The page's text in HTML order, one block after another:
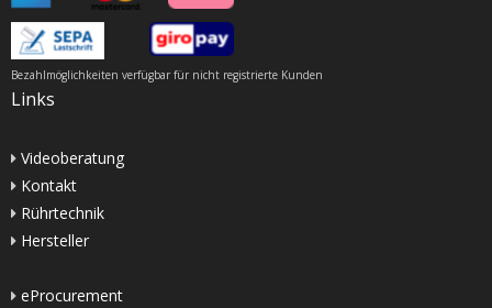
Bezahlmöglichkeiten verfügbar für nicht registrierte Kunden
Links
Videoberatung
Kontakt
Rührtechnik
Hersteller
eProcurement